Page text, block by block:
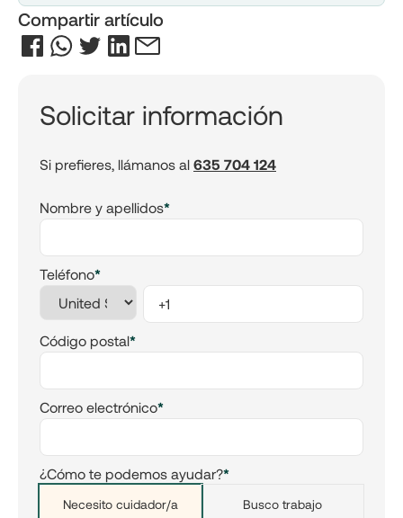
Compartir artículo
Solicitar información
Si prefieres, llámanos al 635 704 124
Nombre y apellidos*
Teléfono*
Código postal*
Correo electrónico*
¿Cómo te podemos ayudar?*
Necesito cuidador/a Busco trabajo